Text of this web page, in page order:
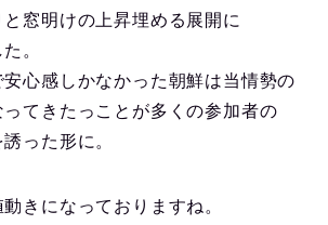
窓明けの上昇埋める展開に
。
心感しかなかった朝鮮は当情勢の
てきたっことが多くの参加者の
った形に。
きになっておりますね。